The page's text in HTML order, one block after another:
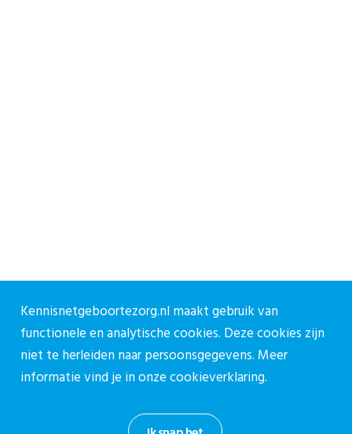
Kennisnetgeboortezorg.nl maakt gebruik van
functionele en analytische cookies. Deze cookies zijn
niet te herleiden naar persoonsgegevens. Meer
informatie vind je in onzecookieverklaring.